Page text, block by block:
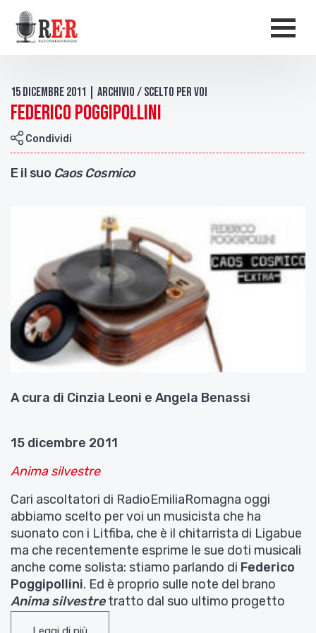
Salta al contenuto principale
15 Dicembre 2011 | Archivio / Scelto per voi
Federico Poggipollini
Condividi
E il suo Caos Cosmico
A cura di Cinzia Leoni e Angela Benassi
15 dicembre 2011
Anima silvestre
Cari ascoltatori di RadioEmiliaRomagna oggi
abbiamo scelto per voi un musicista che ha
suonato con i Litfiba, che è il chitarrista di Ligabue
ma che recentemente esprime le sue doti musicali
anche come solista: stiamo parlando di Federico
Poggipollini. Ed è proprio sulle note del brano
Anima silvestretratto dal suo ultimo progetto